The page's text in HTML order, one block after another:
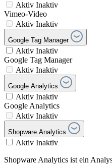
Aktiv Inaktiv
Vimeo-Video
Aktiv Inaktiv
Google Tag Manager
Aktiv Inaktiv
Google Tag Manager
Aktiv Inaktiv
Google Analytics
Aktiv Inaktiv
Google Analytics
Aktiv Inaktiv
Shopware Analytics
Aktiv Inaktiv
Shopware Analytics ist ein